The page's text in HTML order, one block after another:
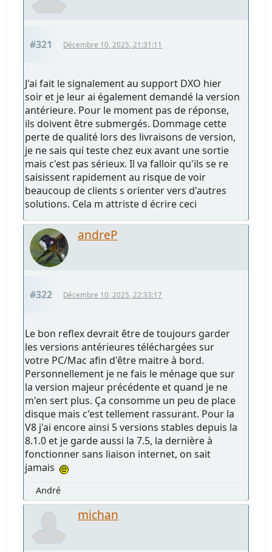
#321 Décembre 10, 2025, 21:31:11
J'ai fait le signalement au support DXO hier
soir et je leur ai également demandé la version
antérieure. Pour le moment pas de réponse,
ils doivent être submergés. Dommage cette
perte de qualité lors des livraisons de version,
je ne sais qui teste chez eux avant une sortie
mais c'est pas sérieux. Il va falloir qu'ils se re
saisissent rapidement au risque de voir
beaucoup de clients s orienter vers d'autres
solutions. Cela m attriste d écrire ceci
andreP
#322 Décembre 10, 2025, 22:33:17
Le bon reflex devrait être de toujours garder
les versions antérieures téléchargées sur
votre PC/Mac afin d'être maitre à bord.
Personnellement je ne fais le ménage que sur
la version majeur précédente et quand je ne
m'en sert plus. Ça consomme un peu de place
disque mais c'est tellement rassurant. Pour la
V8 j'ai encore ainsi 5 versions stables depuis la
8.1.0 et je garde aussi la 7.5, la dernière à
fonctionner sans liaison internet, on sait
jamais
André
michan